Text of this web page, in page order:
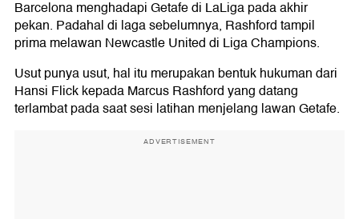
Barcelona menghadapi Getafe di LaLiga pada akhir
pekan. Padahal di laga sebelumnya, Rashford tampil
prima melawan Newcastle United di Liga Champions.
Usut punya usut, hal itu merupakan bentuk hukuman dari
Hansi Flick kepada Marcus Rashford yang datang
terlambat pada saat sesi latihan menjelang lawan Getafe.
ADVERTISEMENT